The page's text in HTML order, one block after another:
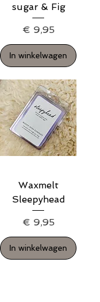
sugar & Fig
Prijs
€ 9,95
In winkelwagen
Waxmelt
Sleepyhead
Prijs
€ 9,95
In winkelwagen